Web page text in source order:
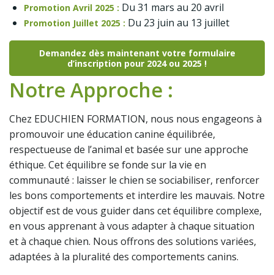
Promotion Avril 2025 : Du 31 mars au 20 avril
Promotion Juillet 2025 : Du 23 juin au 13 juillet
Demandez dès maintenant votre formulaire
d’inscription pour 2024 ou 2025 !
Notre Approche :
Chez EDUCHIEN FORMATION, nous nous engageons à
promouvoir une éducation canine équilibrée,
respectueuse de l’animal et basée sur une approche
éthique. Cet équilibre se fonde sur la vie en
communauté : laisser le chien se sociabiliser, renforcer
les bons comportements et interdire les mauvais. Notre
objectif est de vous guider dans cet équilibre complexe,
en vous apprenant à vous adapter à chaque situation
et à chaque chien. Nous offrons des solutions variées,
adaptées à la pluralité des comportements canins.